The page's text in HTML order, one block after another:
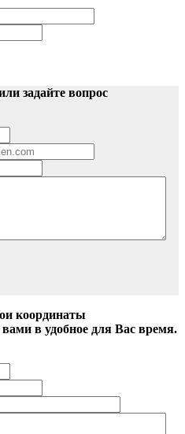
задайте вопрос
координаты
в удобное для Вас время.